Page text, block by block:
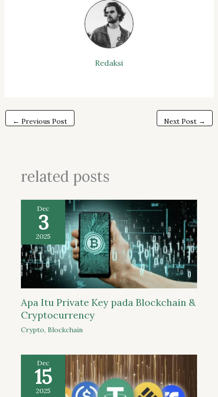
Redaksi
← Previous Post Next Post →
related posts
Dec
3
2025
Apa Itu Private Key pada Blockchain &
Cryptocurrency
Crypto, Blockchain
Dec
15
2025